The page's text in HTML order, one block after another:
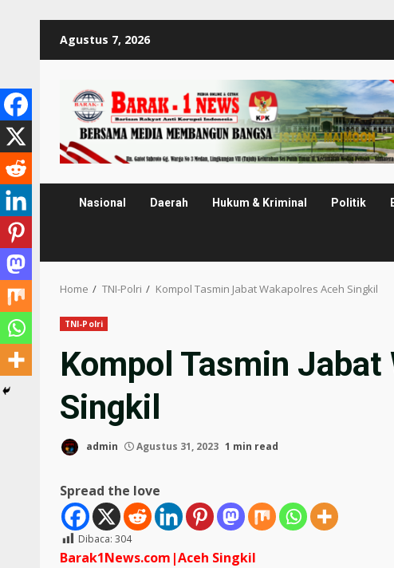
Agustus 7, 2026
Nasional Daerah Hukum & Kriminal Politik
Home TNI-Polri Kompol Tasmin Jabat Wakapolres Aceh Singkil
TNI-Polri
Kompol Tasmin Jabat
Singkil
admin Agustus 31, 2023 1 min read
Spread the love
Dibaca: 304
Barak1News.com|Aceh Singkil